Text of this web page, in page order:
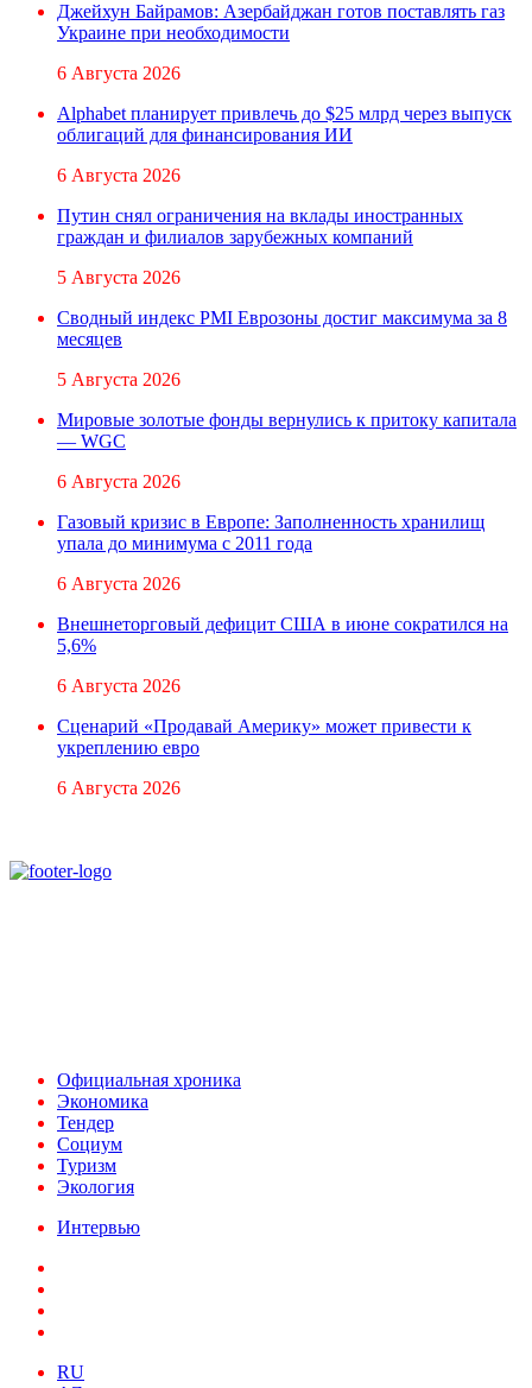
Джейхун Байрамов: Азербайджан готов поставлять газ
Украине при необходимости
6 Августа 2026
Alphabet планирует привлечь до $25 млрд через выпуск
облигаций для финансирования ИИ
6 Августа 2026
Путин снял ограничения на вклады иностранных
граждан и филиалов зарубежных компаний
5 Августа 2026
Сводный индекс PMI Еврозоны достиг максимума за 8
месяцев
5 Августа 2026
Мировые золотые фонды вернулись к притоку капитала
— WGC
6 Августа 2026
Газовый кризис в Европе: Заполненность хранилищ
упала до минимума с 2011 года
6 Августа 2026
Внешнеторговый дефицит США в июне сократился на
5,6%
6 Августа 2026
Сценарий «Продавай Америку» может привести к
укреплению евро
6 Августа 2026
Официальная хроника
Экономика
Тендер
Социум
Туризм
Экология
Интервью
RU